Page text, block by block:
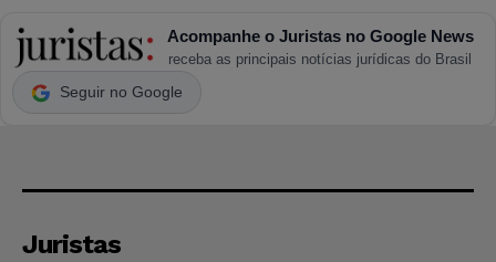
Acompanhe o Juristas no Google News
receba as principais notícias jurídicas do Brasil
Seguir no Google
Juristas